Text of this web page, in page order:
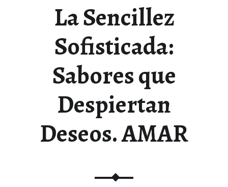
La Sencillez
Sofisticada:
Sabores que
Despiertan
Deseos. AMAR